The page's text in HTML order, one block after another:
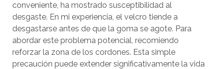
conveniente, ha mostrado susceptibilidad al
desgaste. En mi experiencia, el velcro tiende a
desgastarse antes de que la goma se agote. Para
abordar este problema potencial, recomiendo
reforzar la zona de los cordones. Esta simple
precaución puede extender significativamente la vida